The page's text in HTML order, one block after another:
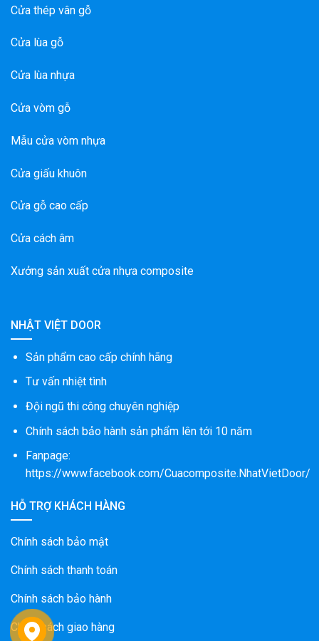
Cửa thép vân gỗ
Cửa lùa gỗ
Cửa lùa nhựa
Cửa vòm gỗ
Mẫu cửa vòm nhựa
Cửa giấu khuôn
Cửa gỗ cao cấp
Cửa cách âm
Xưởng sản xuất cửa nhựa composite
NHẬT VIỆT DOOR
Sản phẩm cao cấp chính hãng
Tư vấn nhiệt tình
Đội ngũ thi công chuyên nghiệp
Chính sách bảo hành sản phẩm lên tới 10 năm
Fanpage:
https://www.facebook.com/Cuacomposite.NhatVietDoor/
HỖ TRỢ KHÁCH HÀNG
Chính sách bảo mật
Chính sách thanh toán
Chính sách bảo hành
Chính sách giao hàng